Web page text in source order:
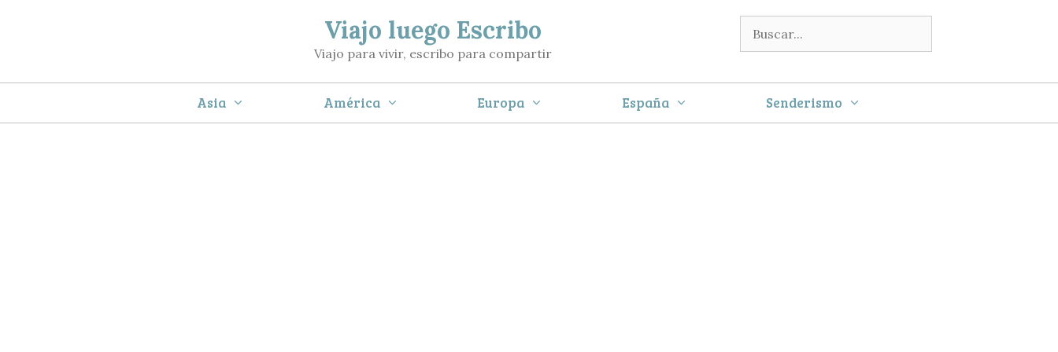
Buscar:
Viajo luego Escribo
Viajo para vivir, escribo para compartir
Asia América Europa España Senderismo